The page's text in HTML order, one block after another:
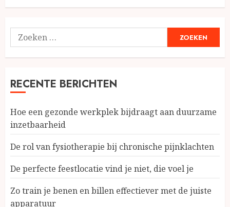
Zoeken
naar:
RECENTE BERICHTEN
Hoe een gezonde werkplek bijdraagt aan duurzame
inzetbaarheid
De rol van fysiotherapie bij chronische pijnklachten
De perfecte feestlocatie vind je niet, die voel je
Zo train je benen en billen effectiever met de juiste
apparatuur